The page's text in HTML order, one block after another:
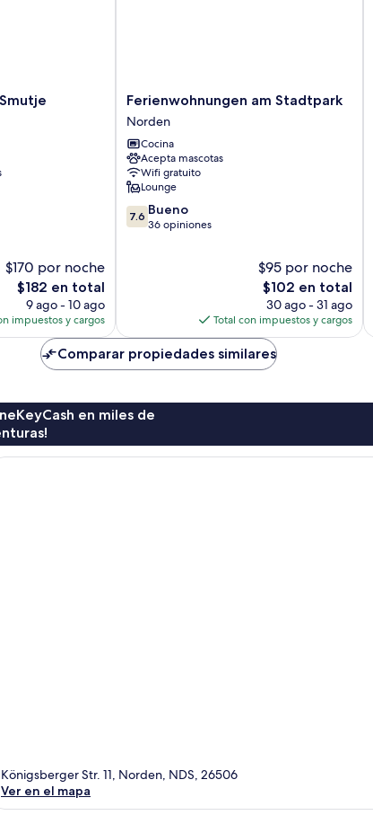
$170 por noche
El
precio
actual
es
$182 en total
9 ago - 10 ago
impuestos y cargos
Ferienwohnungen
am
Stadtpark
Norden
Ferienwohnungen am Stadtpark
Norden
Cocina
Acepta mascotas
Wifi gratuito
Lounge
7.6
de
7.6 Bueno
36 opiniones
$95 por noche
El
precio
actual
es
de
$102
$102 en total
30 ago - 31 ago
Total con impuestos y cargos
Comparar propiedades similares
en miles de
Königsberger Str. 11, Norden, NDS, 26506
Ver en el mapa